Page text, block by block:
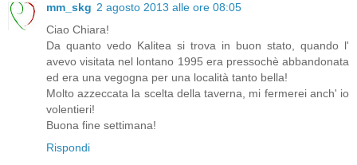
mm_skg 2 agosto 2013 alle ore 08:05
Ciao Chiara!
Da quanto vedo Kalitea si trova in buon stato, quando l'
avevo visitata nel lontano 1995 era pressochè abbandonata
ed era una vegogna per una località tanto bella!
Molto azzeccata la scelta della taverna, mi fermerei anch' io
volentieri!
Buona fine settimana!
Rispondi